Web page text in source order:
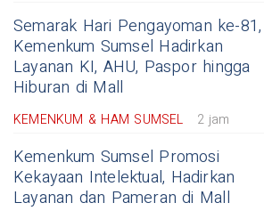
Semarak Hari Pengayoman ke-81,
Kemenkum Sumsel Hadirkan
Layanan KI, AHU, Paspor hingga
Hiburan di Mall
KEMENKUM & HAM SUMSEL 2 jam
Kemenkum Sumsel Promosi
Kekayaan Intelektual, Hadirkan
Layanan dan Pameran di Mall